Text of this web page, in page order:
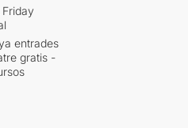
Friday
entrades
gratis -